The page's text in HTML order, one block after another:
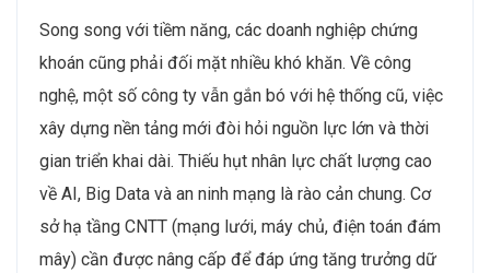
Song song với tiềm năng, các doanh nghiệp chứng
khoán cũng phải đối mặt nhiều khó khăn. Về công
nghệ, một số công ty vẫn gắn bó với hệ thống cũ, việc
xây dựng nền tảng mới đòi hỏi nguồn lực lớn và thời
gian triển khai dài. Thiếu hụt nhân lực chất lượng cao
về AI, Big Data và an ninh mạng là rào cản chung. Cơ
sở hạ tầng CNTT (mạng lưới, máy chủ, điện toán đám
mây) cần được nâng cấp để đáp ứng tăng trưởng dữ